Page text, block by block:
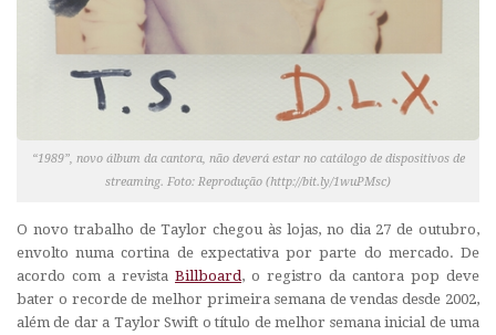
“1989”, novo álbum da cantora, não deverá estar no catálogo de dispositivos de
streaming. Foto: Reprodução (http://bit.ly/1wuPMsc)
O novo trabalho de Taylor chegou às lojas, no dia 27 de outubro,
envolto numa cortina de expectativa por parte do mercado. De
acordo com a revista Billboard, o registro da cantora pop deve
bater o recorde de melhor primeira semana de vendas desde 2002,
além de dar a Taylor Swift o título de melhor semana inicial de uma